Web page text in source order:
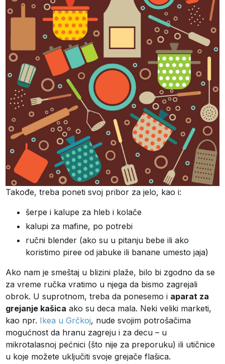
Takođe, treba poneti svoj pribor za jelo, kao i:
šerpe i kalupe za hleb i kolače
kalupi za mafine, po potrebi
ručni blender (ako su u pitanju bebe ili ako
koristimo piree od jabuke ili banane umesto jaja)
Ako nam je smeštaj u blizini plaže, bilo bi zgodno da se
za vreme ručka vratimo u njega da bismo zagrejali
obrok. U suprotnom, treba da ponesemo i aparat za
grejanje kašica ako su deca mala. Neki veliki marketi,
kao npr. Ikea u Grčkoj, nude svojim potrošačima
mogućnost da hranu zagreju i za decu – u
mikrotalasnoj pećnici (što nije za preporuku) ili utičnice
u koje možete uključiti svoje grejače flašica.